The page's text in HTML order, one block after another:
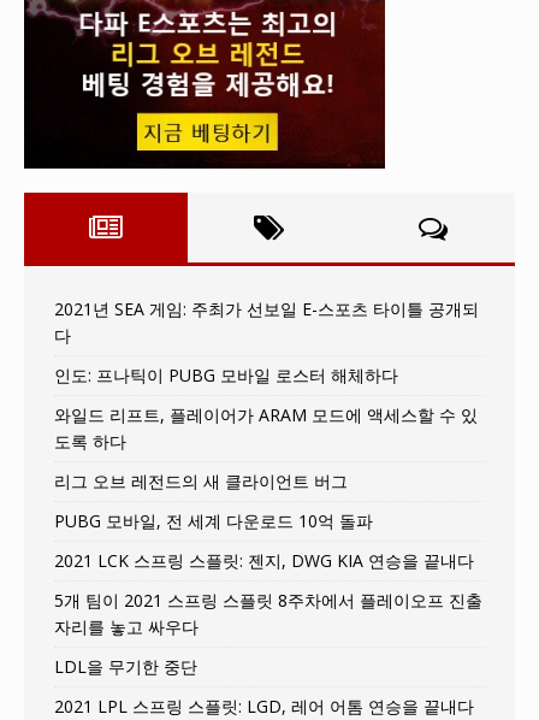
2021년 SEA 게임: 주최가 선보일 E-스포츠 타이틀 공개되
다
인도: 프나틱이 PUBG 모바일 로스터 해체하다
와일드 리프트, 플레이어가 ARAM 모드에 액세스할 수 있
도록 하다
리그 오브 레전드의 새 클라이언트 버그
PUBG 모바일, 전 세계 다운로드 10억 돌파
2021 LCK 스프링 스플릿: 젠지, DWG KIA 연승을 끝내다
5개 팀이 2021 스프링 스플릿 8주차에서 플레이오프 진출
자리를 놓고 싸우다
LDL을 무기한 중단
2021 LPL 스프링 스플릿: LGD, 레어 어톰 연승을 끝내다